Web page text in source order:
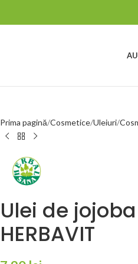
Prima pagină Cosmetice Uleiuri
Ulei de
HERBAVIT